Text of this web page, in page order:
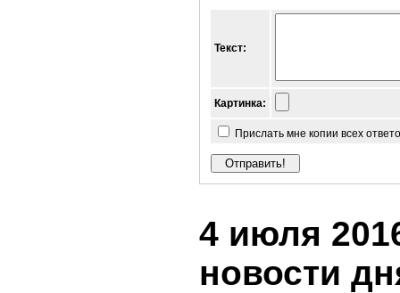
Текст:
Картинка:
Прислать мне копии всех
4 июля
новости